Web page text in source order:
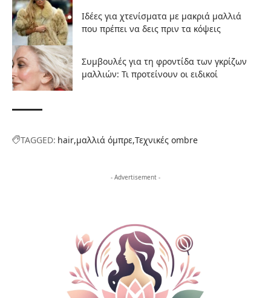
Ιδέες για χτενίσματα με μακριά μαλλιά
που πρέπει να δεις πριν τα κόψεις
Συμβουλές για τη φροντίδα των γκρίζων
μαλλιών: Τι προτείνουν οι ειδικοί
TAGGED: hair μαλλιά όμπρε Τεχνικές ombre
- Advertisement -